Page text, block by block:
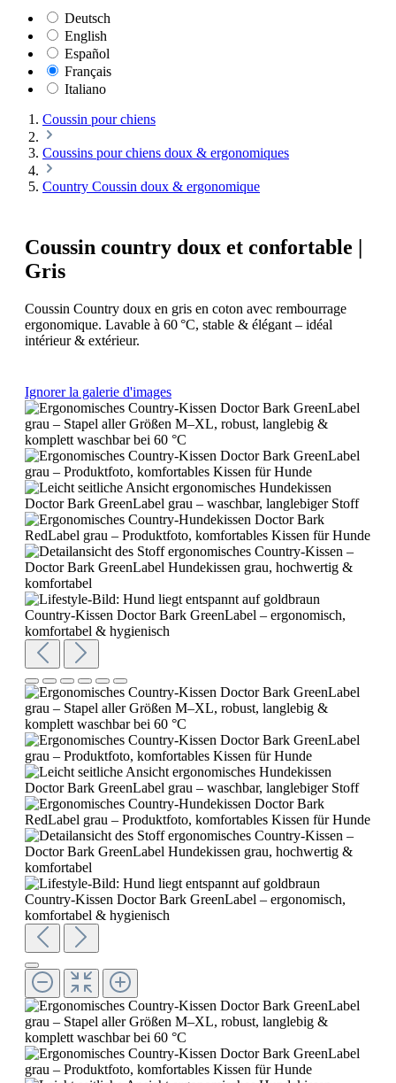
Deutsch
English
Español
Français
Italiano
Coussin pour chiens
Coussins pour chiens doux & ergonomiques
Country Coussin doux & ergonomique
Coussin country doux et confortable |
Gris
Coussin Country doux en gris en coton avec rembourrage
ergonomique. Lavable à 60 °C, stable & élégant – idéal
intérieur & extérieur.
Ignorer la galerie d'images